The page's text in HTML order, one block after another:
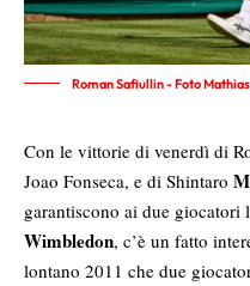
Roman Safiullin - Foto
Con le vittorie di venerdì di
Joao Fonseca, e di Shintaro
garantiscono ai due giocatori
Wimbledon, c’è un fatto
lontano 2011 che due